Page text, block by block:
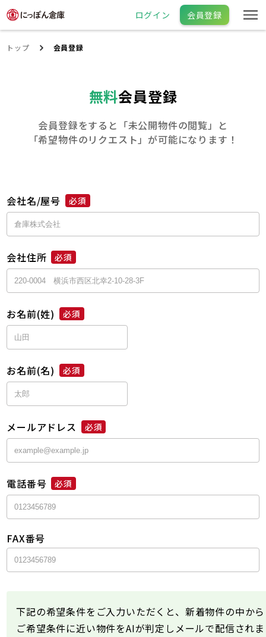
ログイン 会員登録
トップ 会員登録
無料会員登録
会員登録をすると「未公開物件の閲覧」と
「希望物件のリクエスト」が可能になります！
会社名/屋号 必須
会社住所 必須
お名前(姓) 必須
お名前(名) 必須
メールアドレス 必須
電話番号 必須
FAX番号
下記の希望条件をご入力いただくと、新着物件の中から
ご希望条件に近い物件をAIが判定しメールで配信されま